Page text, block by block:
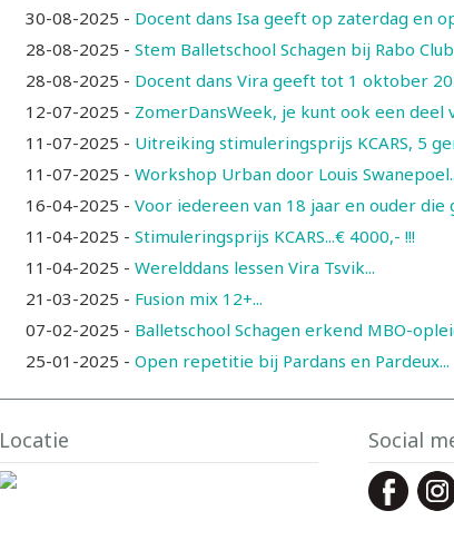
30-08-2025 - Docent dans Isa geeft op zaterdag en
28-08-2025 - Stem Balletschool Schagen bij Rabo
28-08-2025 - Docent dans Vira geeft tot 1 oktober
12-07-2025 - ZomerDansWeek, je kunt ook een deel
11-07-2025 - Uitreiking stimuleringsprijs KCARS, 5
11-07-2025 - Workshop Urban door Louis
16-04-2025 - Voor iedereen van 18 jaar en ouder die
11-04-2025 - Stimuleringsprijs KCARS...€ 4000,- !!!
11-04-2025 - Werelddans lessen Vira Tsvik...
21-03-2025 - Fusion mix 12+...
07-02-2025 - Balletschool Schagen erkend MBO-
25-01-2025 - Open repetitie bij Pardans en Pardeux...
Locatie Social